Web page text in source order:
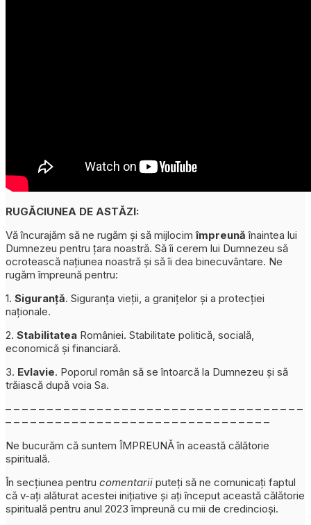
RUGĂCIUNEA DE ASTĂZI:
Vă încurajăm să ne rugăm și să mijlocimîmpreună înaintea lui
Dumnezeu pentru țara noastră. Să îi cerem lui Dumnezeu să
ocrotească națiunea noastră și să îi dea binecuvântare. Ne
rugăm împreună pentru:
1. Siguranță. Siguranța vieții, a granițelor și a protecției
naționale.
2. Stabilitatea României. Stabilitate politică, socială,
economică şi financiară.
3. Evlavie. Poporul român să se întoarcă la Dumnezeu și să
trăiască după voia Sa.
– – – – – – – – – – – – – – – – – – – – – – – – – – – – – – – – – – – –
– – – – – – – – – – – – – – – – – – – – – – – – – – – – – – – –
Ne bucurăm că suntem ÎMPREUNĂ în această călătorie
spirituală.
În secțiunea pentru comentarii puteți să ne comunicați faptul
că v-ați alăturat acestei inițiative și ați început această călătorie
spirituală pentru anul 2023 împreună cu mii de credincioși.